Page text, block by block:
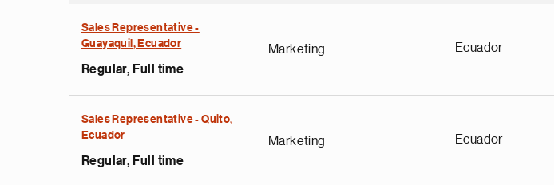
Sales Representative -
Guayaquil, Ecuador
Regular, Full time
Marketing Ecuador
Sales Representative - Quito,
Ecuador
Regular, Full time
Marketing Ecuador